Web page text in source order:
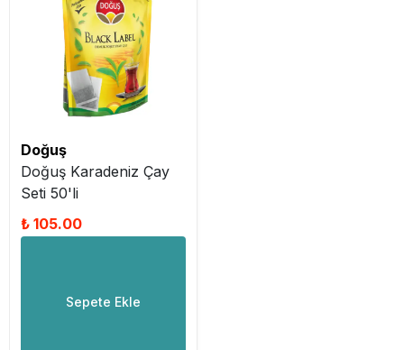
Doğuş
Doğuş Karadeniz Çay
Seti 50'li
₺ 105.00
Sepete Ekle